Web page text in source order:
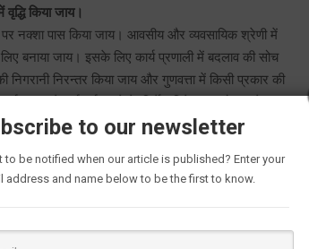
किया जाय।
पर नक्शा पास किया जाय। आवसीय और व्यवसायिक श्रेणी में
बनाया जाय। इसके लिए कार्य प्रणाली में बदलाव की सोच
निरन्तर किया जाय और गुणवत्ता में किसी प्रकार की
2023 के पूर्व पूर्ण करने के निर्देश दिये। इस योजना के तहत
के अन्तर्गत बनाये गये ऐसे आवास जो अभी तक बिक्रय नही
भवन 1999 से बने है परन्तु इनकी बिक्री नही हो सकी है।
के सापेक्ष जो रिक्तिया शेष है उसके लिए अधियाचन भेजा जाय।
सहित विभागीय अधिकारी उपस्थित रहे।
to our newsletter
to be notified when our article is published? Enter your
address and name below to be the first to know.